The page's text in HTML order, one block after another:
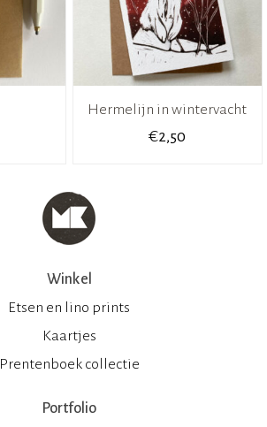
Hermelijn in wintervacht
€2,50
Winkel
Etsen en lino prints
Kaartjes
Prentenboek collectie
Portfolio